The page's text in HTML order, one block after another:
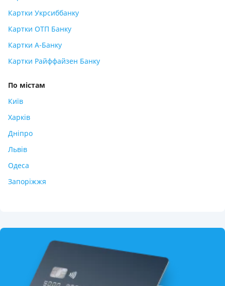
Картки Укрсиббанку
Картки ОТП Банку
Картки А-Банку
Картки Райффайзен Банку
По містам
Київ
Харків
Дніпро
Львів
Одеса
Запоріжжя